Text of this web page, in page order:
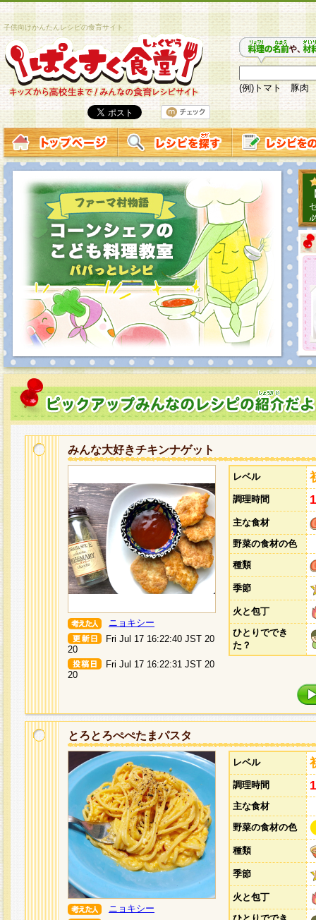
子供向けかんたんレシピの食育サイト
(例)トマト 豚肉
みんな大好きチキンナゲット
ニョキシー
Fri Jul 17 16:22:40 JST 20
20
Fri Jul 17 16:22:31 JST 20
20
レベル
調理時間
主な食材
野菜の食材の色
種類
季節
火と包丁
ひとりででき
た？
とろとろぺぺたまパスタ
ニョキシー
レベル
調理時間
主な食材
野菜の食材の色
種類
季節
火と包丁